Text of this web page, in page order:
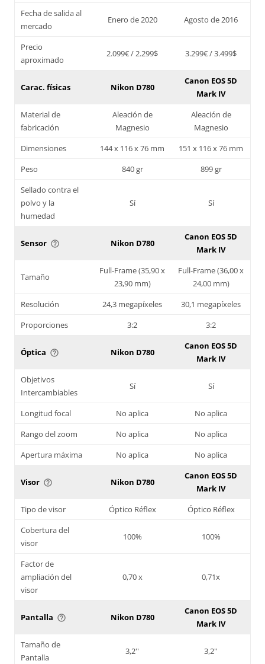
Fecha de salida al
mercado
Enero de 2020 Agosto de 2016
Precio
aproximado
2.099€ / 2.299$ 3.299€ / 3.499$
Carac. físicas Nikon D780
Canon EOS 5D
Mark IV
Material de
fabricación
Aleación de
Magnesio
Aleación de
Magnesio
Dimensiones
144 x 116 x 76 mm
151 x 116 x 76 mm
Peso
840 gr
899 gr
Sellado contra el
polvo y la
humedad
Sí Sí
Sensor help_outline Nikon D780
Canon EOS 5D
Mark IV
Tamaño
Full-Frame (35,90 x
23,90 mm)
Full-Frame (36,00 x
24,00 mm)
Resolución
24,3 megapíxeles
30,1 megapíxeles
Proporciones
3:2 3:2
Óptica help_outline Nikon D780
Canon EOS 5D
Mark IV
Objetivos
Intercambiables
Sí Sí
Longitud focal No aplica
No aplica
Rango del zoom
No aplica
No aplica
Apertura máxima
No aplica No aplica
Visor help_outline Nikon D780
Canon EOS 5D
Mark IV
Tipo de visor
Óptico Réflex
Óptico Réflex
Cobertura del
visor
100% 100%
Factor de
ampliación del
visor
0,70 x 0,71x
Pantalla help_outline Nikon D780
Canon EOS 5D
Mark IV
Tamaño de
Pantalla
3,2'' 3,2''